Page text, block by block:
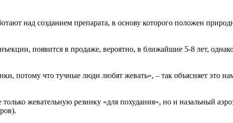
над созданием препарата, в основу которого положен
появится в продаже, вероятно, в ближайшие 5-8 лет,
потому что тучные люди любят жевать», – так объясняет это
только жевательную резинку «для похудания», но и назальный